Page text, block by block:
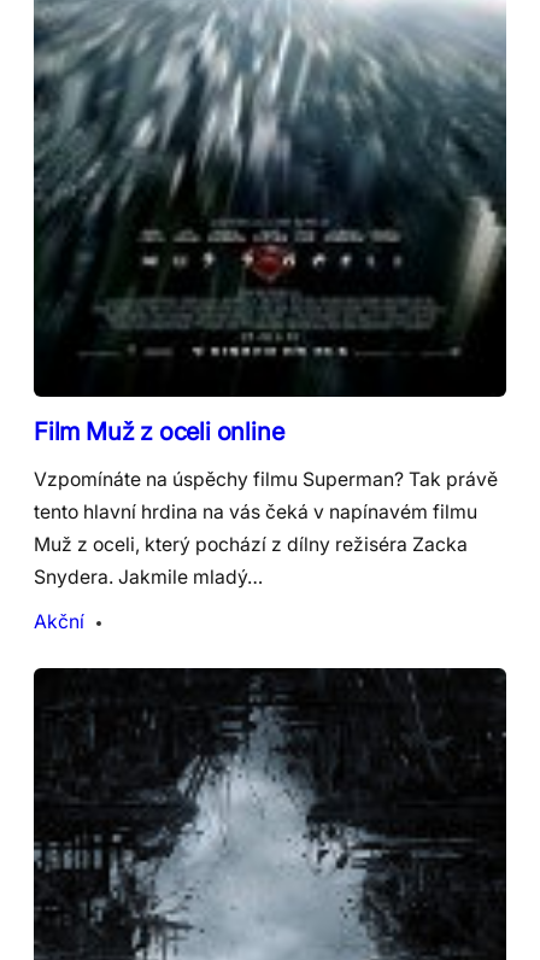
Film Muž z oceli online
Vzpomínáte na úspěchy filmu Superman? Tak právě
tento hlavní hrdina na vás čeká v napínavém filmu
Muž z oceli, který pochází z dílny režiséra Zacka
Snydera. Jakmile mladý…
Akční